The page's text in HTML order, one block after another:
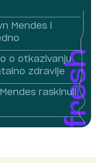
Mendes i
o otkazivanju
zdravlje
raskinuli